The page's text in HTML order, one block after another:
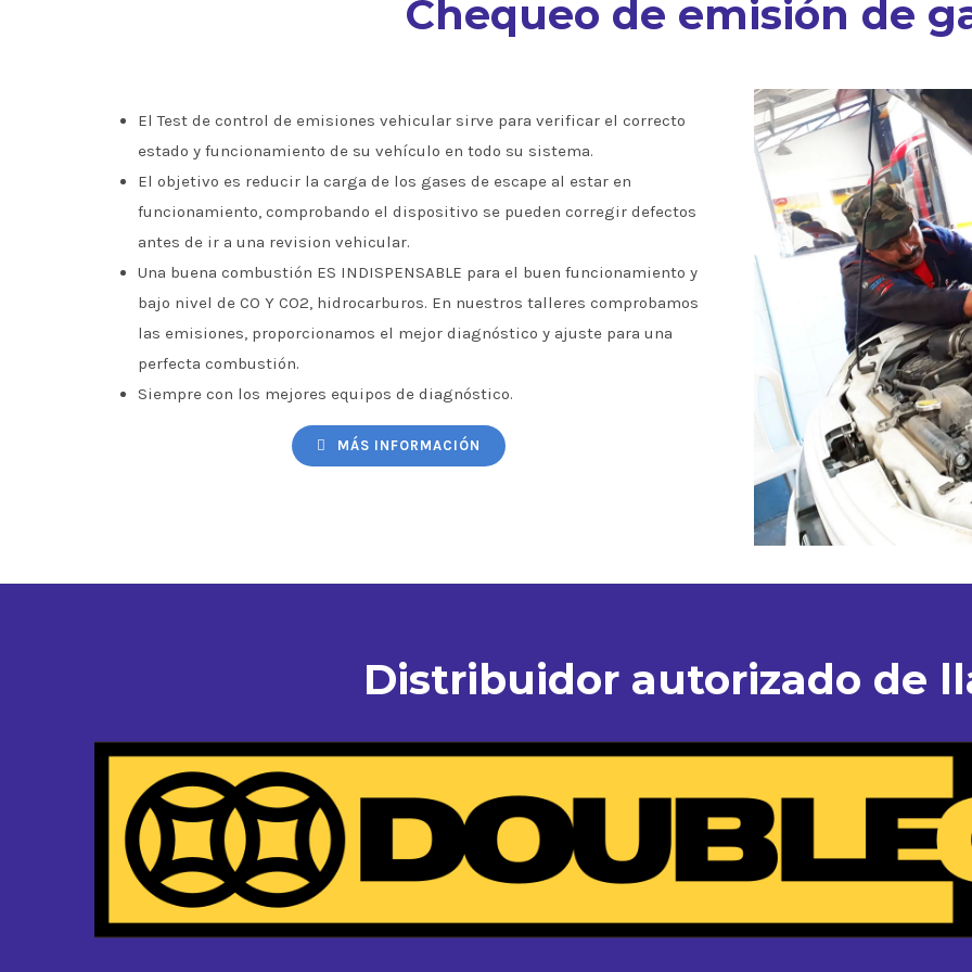
Chequeo de emisión de
El Test de control de emisiones vehicular sirve para verificar el correcto
estado y funcionamiento de su vehículo en todo su sistema.
El objetivo es reducir la carga de los gases de escape al estar en
funcionamiento, comprobando el dispositivo se pueden corregir defectos
antes de ir a una revision vehicular.
Una buena combustión ES INDISPENSABLE para el buen funcionamiento y
bajo nivel de CO Y CO2, hidrocarburos. En nuestros talleres comprobamos
las emisiones, proporcionamos el mejor diagnóstico y ajuste para una
perfecta combustión.
Siempre con los mejores equipos de diagnóstico.
MÁS INFORMACIÓN
Distribuidor autorizado de